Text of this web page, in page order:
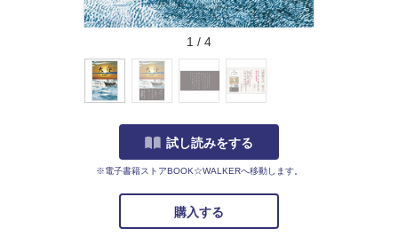
1 / 4
試し読みをする
※電子書籍ストアBOOK☆WALKERへ移動します。
購入する